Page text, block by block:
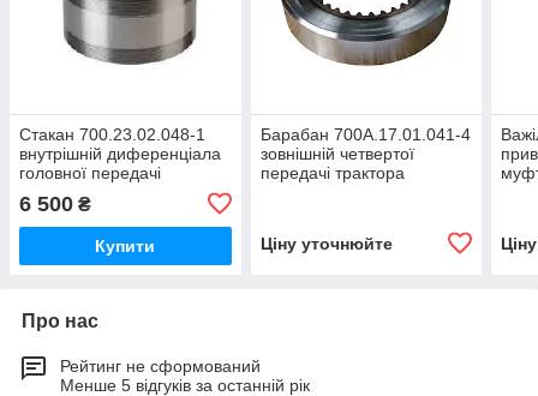
Стакан 700.23.02.048-1
внутрішній диференціала
головної передачі
К-700,К-701,К-702,К-744
6 500 ₴
Купити
Барабан 700А.17.01.041-4
зовнішній четвертої
передачі трактора
Ціну уточнюйте
Про нас
Рейтинг не сформований
Менше 5 відгуків за останній рік